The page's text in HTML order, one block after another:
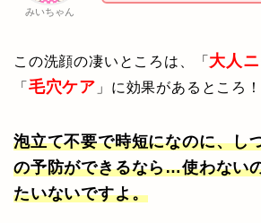
みいちゃん
この洗顔の凄いところは、「 大人
「 毛穴ケア 」に効果があるところ！
泡立て不要で時短になのに、し
の予防ができるなら…使わない
たいないですよ。